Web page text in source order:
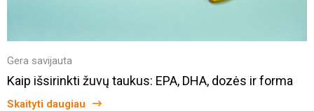
Gera savijauta
Kaip išsirinkti žuvų taukus: EPA, DHA, dozės ir forma
Skaityti daugiau